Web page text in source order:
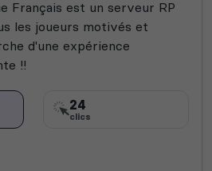
Français est un serveur RP
les joueurs motivés et
d'une expérience
!!
24
clics